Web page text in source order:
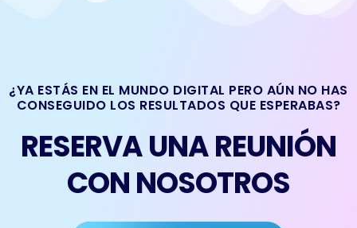
¿YA ESTÁS EN EL MUNDO DIGITAL PERO AÚN NO HAS
CONSEGUIDO LOS RESULTADOS QUE ESPERABAS?
RESERVA UNA REUNIÓN
CON NOSOTROS